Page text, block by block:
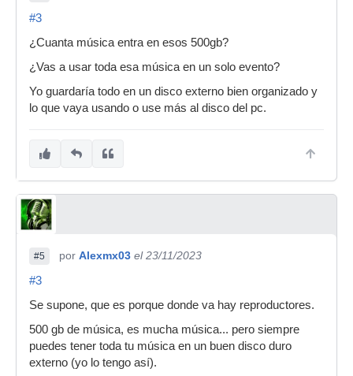
#3
¿Cuanta música entra en esos 500gb?
¿Vas a usar toda esa música en un solo evento?
Yo guardaría todo en un disco externo bien organizado y
lo que vaya usando o use más al disco del pc.
#5 por Alexmx03 el 23/11/2023
#3
Se supone, que es porque donde va hay reproductores.
500 gb de música, es mucha música... pero siempre
puedes tener toda tu música en un buen disco duro
externo (yo lo tengo así).